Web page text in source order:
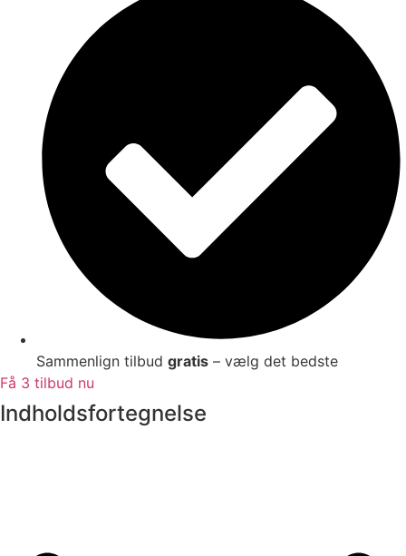
Sammenlign tilbud gratis – vælg det bedste
Få 3 tilbud nu
Indholdsfortegnelse